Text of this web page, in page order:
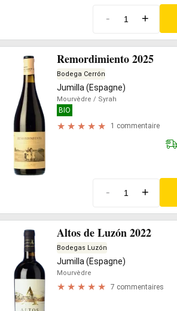
- +
Remordimiento 2025
Bodega Cerrón
Jumilla (Espagne)
Mourvèdre / Syrah
BIO
1 commentaire
- +
Altos de Luzón 2022
Bodegas Luzón
Jumilla (Espagne)
Mourvèdre
7 commentaires